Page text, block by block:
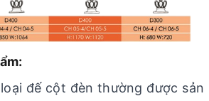
đế cột đèn thường được sản